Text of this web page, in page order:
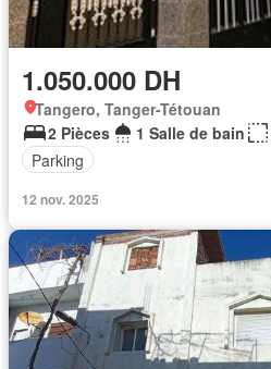
1.050.000 DH
Tangero, Tanger-Tétouan
2 Pièces
1 Salle de bain
Parking
12 nov. 2025